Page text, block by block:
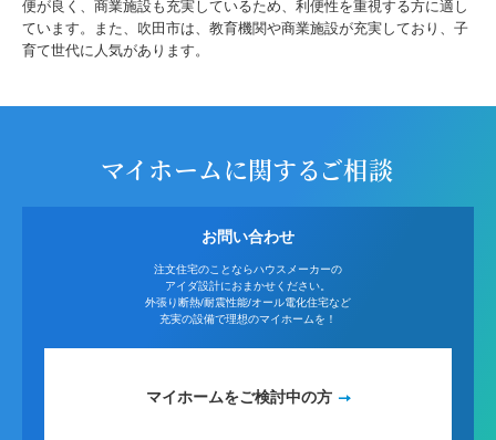
便が良く、商業施設も充実しているため、利便性を重視する方に適し
ています。また、吹田市は、教育機関や商業施設が充実しており、子
育て世代に人気があります。
マイホームに関するご相談
お問い合わせ
注文住宅のことならハウスメーカーの
アイダ設計におまかせください。
外張り断熱/耐震性能/オール電化住宅など
充実の設備で理想のマイホームを！
マイホームをご検討中の方